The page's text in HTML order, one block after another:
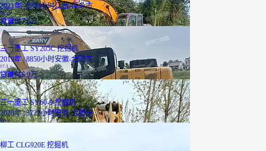
2021年 | 6700小时江西-萍乡市
19 万
贷首付7.6万
三一重工 SY205C 挖掘机
2019年 | 8850小时安徽-合肥市
17.3万
贷首付6.9万
三一重工 SY60-9 挖掘机
2020年 | 3722小时安徽-合肥市
8.8
柳工 CLG920E 挖掘机